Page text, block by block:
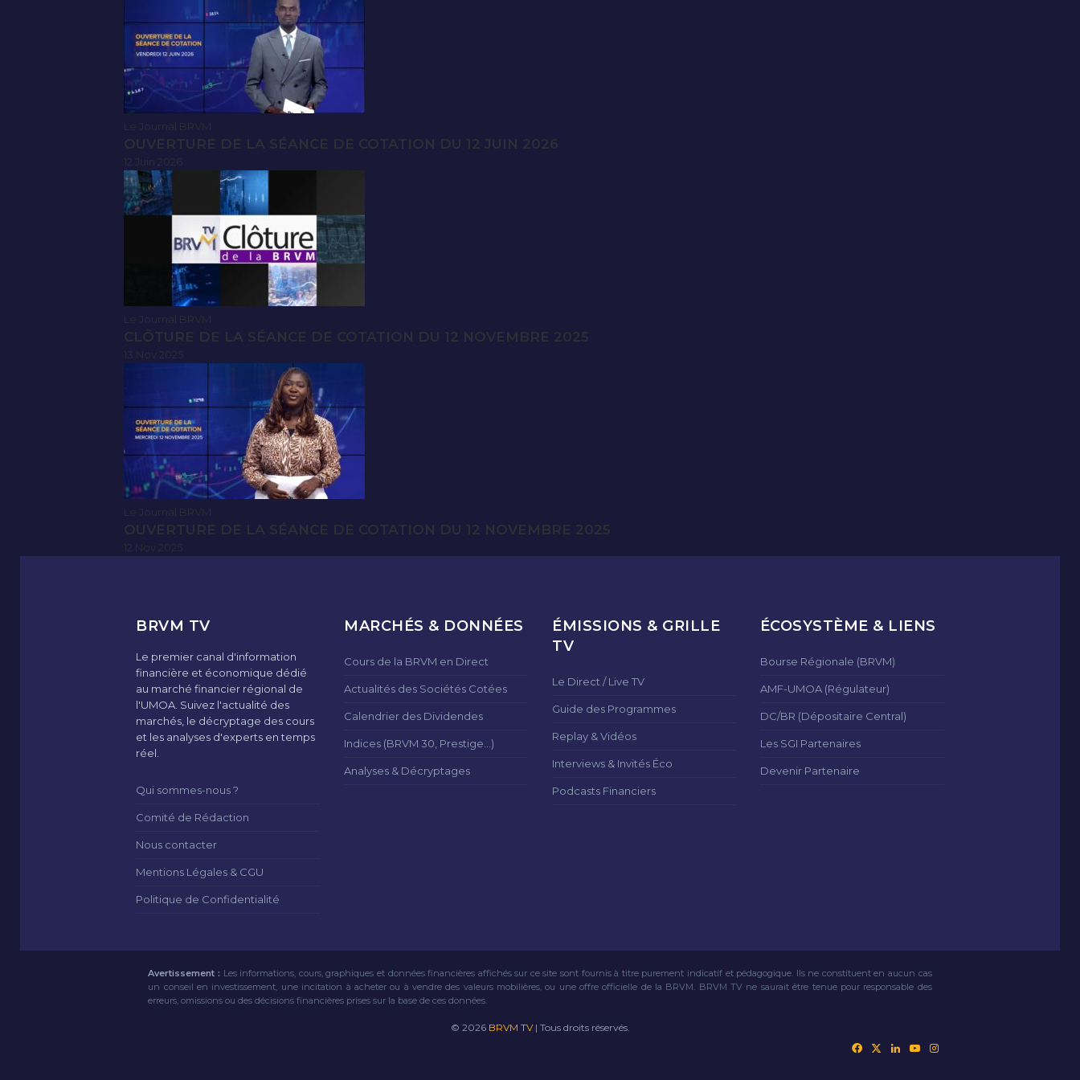
Le Journal BRVM
OUVERTURE DE LA SÉANCE DE COTATION DU 12 JUIN 2026
Le Journal BRVM
CLÔTURE DE LA SÉANCE DE COTATION DU 12 NOVEMBRE 2025
Le Journal BRVM
OUVERTURE DE LA SÉANCE DE COTATION DU 12 NOVEMBRE 2025
BRVM TV
Le premier canal d'information
financière et économique dédié
au marché financier régional de
l'UMOA. Suivez l'actualité des
marchés, le décryptage des cours
et les analyses d'experts en temps
réel.
Qui sommes-nous ?
Comité de Rédaction
Nous contacter
Mentions Légales & CGU
Politique de Confidentialité
MARCHÉS & DONNÉES
Cours de la BRVM en Direct
Actualités des Sociétés Cotées
Calendrier des Dividendes
Indices (BRVM 30, Prestige...)
Analyses & Décryptages
ÉMISSIONS & GRILLE
TV
Le Direct / Live TV
Guide des Programmes
Replay & Vidéos
Interviews & Invités Éco
Podcasts Financiers
ÉCOSYSTÈME & LIENS
Bourse Régionale (BRVM)
AMF-UMOA (Régulateur)
DC/BR (Dépositaire Central)
Les SGI Partenaires
Devenir Partenaire
Avertissement : Les informations, cours, graphiques et données financières affichés sur ce site sont fournis à titre purement indicatif et pédagogique. Ils ne constituent en aucun cas
un conseil en investissement, une incitation à acheter ou à vendre des valeurs mobilières, ou une offre officielle de la BRVM. BRVM TV ne saurait être tenue pour responsable des
erreurs, omissions ou des décisions financières prises sur la base de ces données.
© 2026 BRVM TV| Tous droits réservés.
FacebookLinkedinYouTube